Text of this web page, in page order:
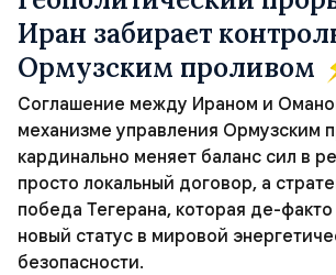
Иран забирает
Ормузским проливом
Соглашение между Ираном и
механизме управления Ормузским
кардинально меняет баланс сил в
просто локальный договор, а
победа Тегерана, которая де-
новый статус в мировой
безопасности.